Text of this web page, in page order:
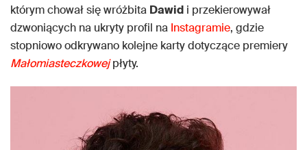
którym chował się wróżbita Dawid i przekierowywał
dzwoniących na ukryty profil na Instagramie, gdzie
stopniowo odkrywano kolejne karty dotyczące premiery
Małomiasteczkowej płyty.